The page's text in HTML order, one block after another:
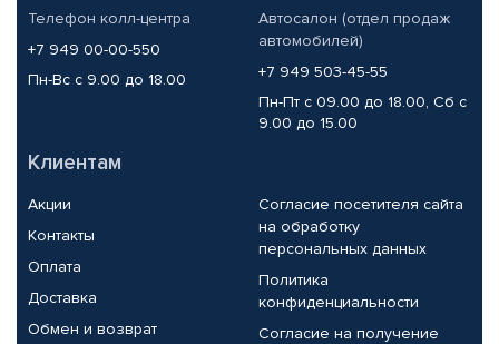
Телефон колл-центра
+7 949 00-00-550
Пн-Вс с 9.00 до 18.00
Автосалон (отдел продаж
автомобилей)
+7 949 503-45-55
Пн-Пт с 09.00 до 18.00, Сб с
9.00 до 15.00
Клиентам
Акции
Контакты
Оплата
Доставка
Обмен и возврат
Согласие посетителя сайта
на обработку
персональных данных
Политика
конфиденциальности
Согласие на получение